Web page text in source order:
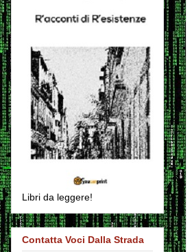
Libri da leggere!
Contatta Voci Dalla Strada